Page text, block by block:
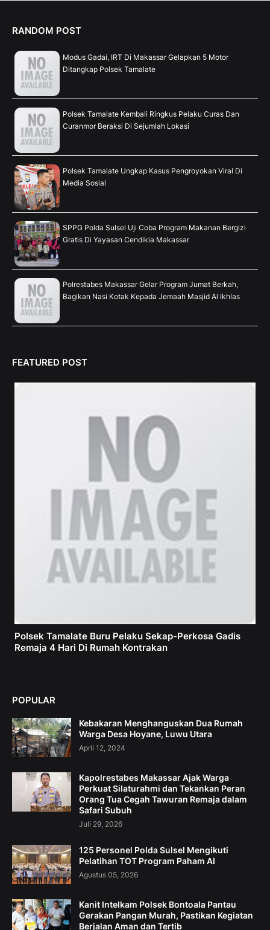
RANDOM POST
Modus Gadai, IRT Di Makassar Gelapkan 5 Motor
Ditangkap Polsek Tamalate
Polsek Tamalate Kembali Ringkus Pelaku Curas Dan
Curanmor Beraksi Di Sejumlah Lokasi
Polsek Tamalate Ungkap Kasus Pengroyokan Viral Di
Media Sosial
SPPG Polda Sulsel Uji Coba Program Makanan Bergizi
Gratis Di Yayasan Cendikia Makassar
Polrestabes Makassar Gelar Program Jumat Berkah,
Bagikan Nasi Kotak Kepada Jemaah Masjid Al Ikhlas
FEATURED POST
Polsek Tamalate Buru Pelaku Sekap-Perkosa Gadis
Remaja 4 Hari Di Rumah Kontrakan
POPULAR
Kebakaran Menghanguskan Dua Rumah
Warga Desa Hoyane, Luwu Utara
April 12, 2024
Kapolrestabes Makassar Ajak Warga
Perkuat Silaturahmi dan Tekankan Peran
Orang Tua Cegah Tawuran Remaja dalam
Safari Subuh
Juli 29, 2026
125 Personel Polda Sulsel Mengikuti
Pelatihan TOT Program Paham AI
Agustus 05, 2026
Kanit Intelkam Polsek Bontoala Pantau
Gerakan Pangan Murah, Pastikan Kegiatan
Berjalan Aman dan Tertib